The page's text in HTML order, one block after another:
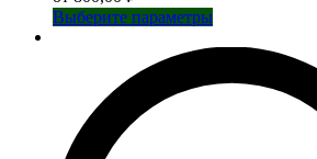
Выберите параметрыЭтот
вариаций.